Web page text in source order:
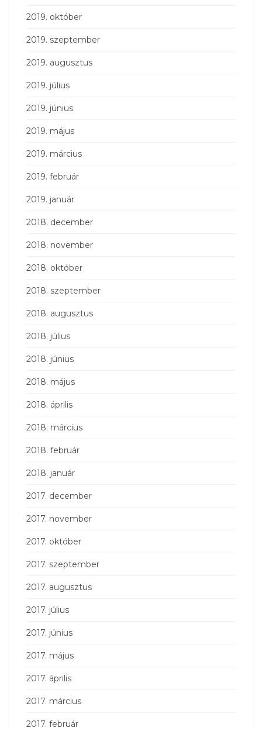
2019. október
2019. szeptember
2019. augusztus
2019. július
2019. június
2019. május
2019. március
2019. február
2019. január
2018. december
2018. november
2018. október
2018. szeptember
2018. augusztus
2018. július
2018. június
2018. május
2018. április
2018. március
2018. február
2018. január
2017. december
2017. november
2017. október
2017. szeptember
2017. augusztus
2017. július
2017. június
2017. május
2017. április
2017. március
2017. február